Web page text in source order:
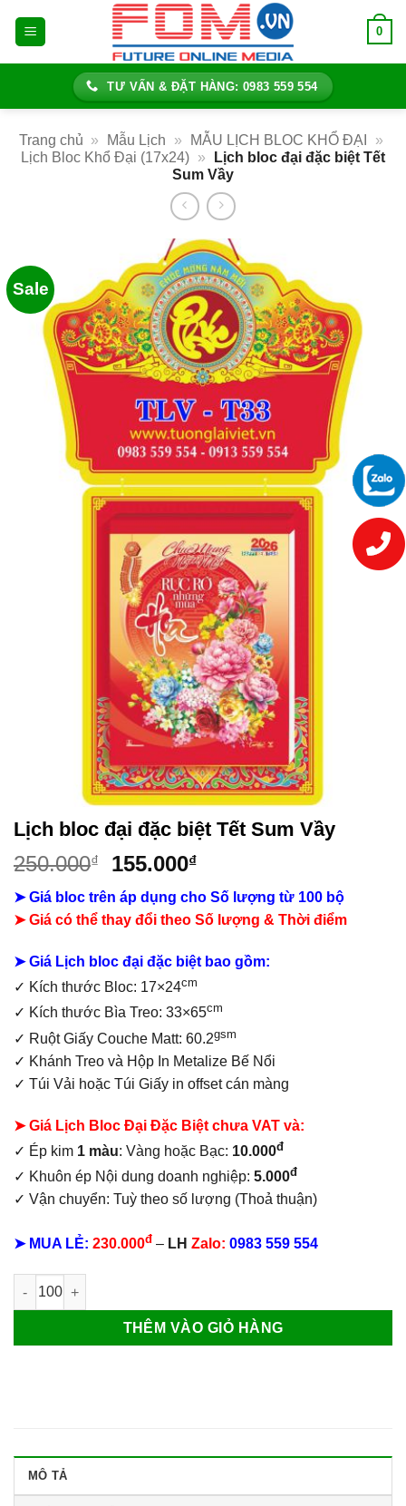
0
TƯ VẤN & ĐẶT HÀNG: 0983 559 554
Trang chủ » Mẫu Lịch » MẪU LỊCH BLOC KHỔ ĐẠI
»
Lịch Bloc Khổ Đại (17x24) »
Lịch bloc đại đặc biệt Tết
Sum Vầy
Sale
Lịch bloc đại đặc biệt Tết Sum Vầy
250.000₫
Giá
gốc
là:
250.000₫.
155.000₫Giá
hiện
tại
là:
155.000₫.
➤ Giá bloc trên áp dụng cho Số lượng từ 100 bộ
➤ Giá có thể thay đổi theo Số lượng & Thời điểm
➤ Giá Lịch bloc đại đặc biệt bao gồm:
✓ Kích thước Bloc: 17×24cm
✓ Kích thước Bìa Treo: 33×65cm
✓ Ruột Giấy Couche Matt: 60.2gsm
✓ Khánh Treo và Hộp In Metalize Bế Nổi
✓ Túi Vải hoặc Túi Giấy in offsetcán màng
➤ Giá Lịch Bloc Đại Đặc Biệt chưa VAT và:
✓ Ép kim 1 màu: Vàng hoặc Bạc: 10.000đ
✓ Khuôn ép Nội dung doanh nghiệp: 5.000đ
✓ Vận chuyển: Tuỳ theo số lượng (Thoả thuận)
➤ MUA LẺ: 230.000đ – LH Zalo: 0983 559 554
Lịch bloc đại đặc biệt Tết Sum Vầy số lượng
THÊM VÀO GIỎ HÀNG
MÔ TẢ